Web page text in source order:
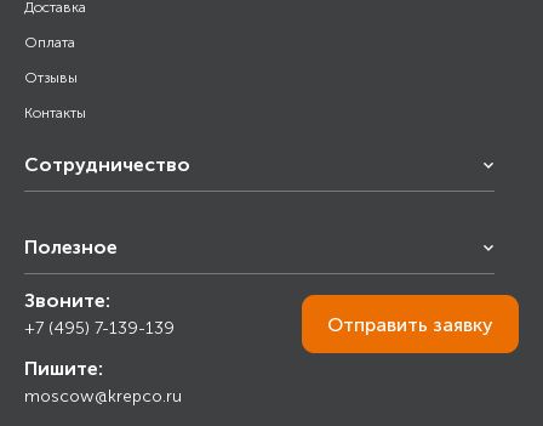
Доставка
Оплата
Отзывы
Контакты
Сотрудничество
Снабжение строительства
Торговым организациям
Полезное
Калькулятор
Прайс лист
Ответы на вопросы
Блог
Звоните:
+7 (495) 7-139-139
Пишите:
moscow@krepco.ru
Отправить заявку